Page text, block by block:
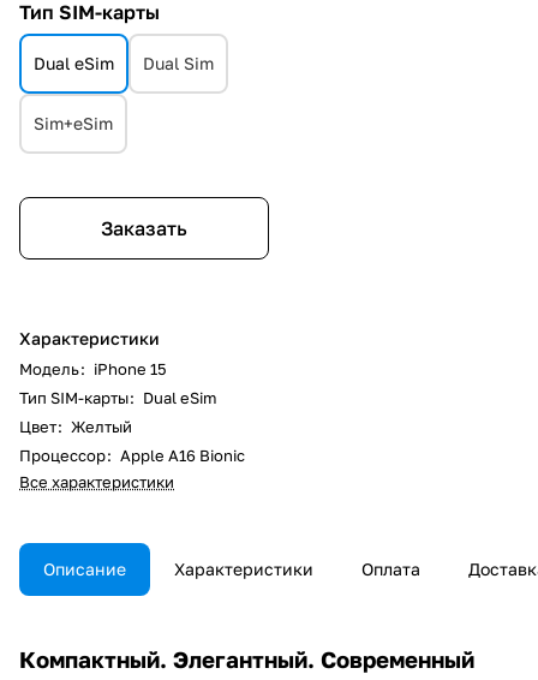
Тип SIM-карты
Dual eSim Dual Sim
Sim+eSim
Заказать
Характеристики
Модель: iPhone 15
Тип SIM-карты: Dual eSim
Цвет: Желтый
Процессор: Apple A16 Bionic
Все характеристики
Описание Характеристики Оплата
Компактный. Элегантный. Современный